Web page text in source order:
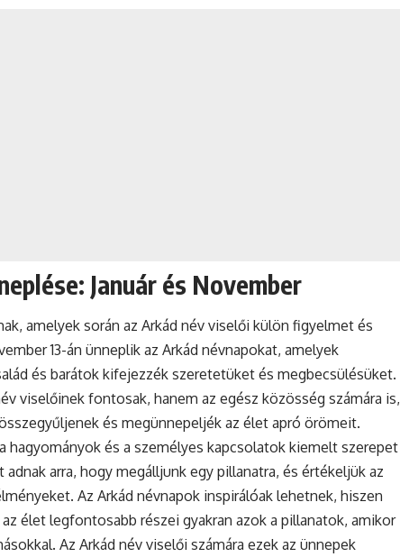
Január és November
amelyek során az Arkád név viselői külön figyelmet és
13-án ünneplik az Arkád névnapokat, amelyek
és barátok kifejezzék szeretetüket és megbecsülésüket.
viselőinek fontosak, hanem az egész közösség számára is,
és megünnepeljék az élet apró örömeit.
hagyományok és a személyes kapcsolatok kiemelt szerepet
arra, hogy megálljunk egy pillanatra, és értékeljük az
Az Arkád névnapok inspirálóak lehetnek, hiszen
élet legfontosabb részei gyakran azok a pillanatok, amikor
Az Arkád név viselői számára ezek az ünnepek